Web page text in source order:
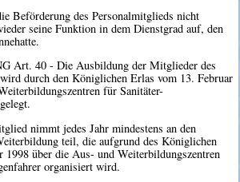
Beförderung des Personalmitglieds nicht
seine Funktion in dem Dienstgrad auf, den
Art. 40 - Die Ausbildung der Mitglieder des
durch den Königlichen Erlas vom 13. Februar
für Sanitäter-
nimmt jedes Jahr mindestens an den
teil, die aufgrund des Königlichen
1998 über die Aus- und Weiterbildungszentren
organisiert wird.